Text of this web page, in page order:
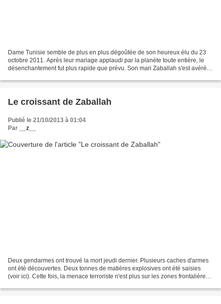
Dame Tunisie semble de plus en plus dégoûtée de son heureux élu du 23
octobre 2011. Après leur mariage applaudi par la planète toute entière, le
désenchantement fut plus rapide que prévu. Son mari Zaballah s'est avéré
Le croissant de Zaballah
Publié le 21/10/2013 à 01:04
Par
__z__
Deux gendarmes ont trouvé la mort jeudi dernier. Plusieurs caches d'armes
ont été découvertes. Deux tonnes de matières explosives ont été saisies
(voir ici). Cette fois, la menace terroriste n'est plus sur les zones frontalières.